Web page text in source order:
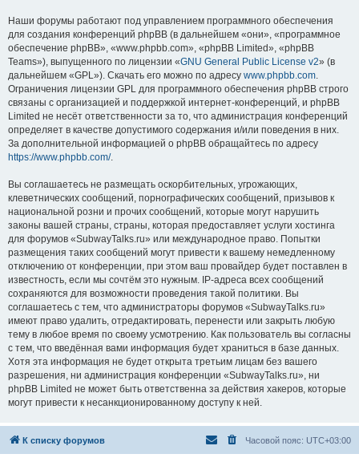
Наши форумы работают под управлением программного обеспечения
для создания конференций phpBB (в дальнейшем «они», «программное
обеспечение phpBB», «www.phpbb.com», «phpBB Limited», «phpBB
Teams»), выпущенного по лицензии «GNU General Public License v2» (в
дальнейшем «GPL»). Скачать его можно по адресу www.phpbb.com.
Ограничения лицензии GPL для программного обеспечения phpBB строго
связаны с организацией и поддержкой интернет-конференций, и phpBB
Limited не несёт ответственности за то, что администрация конференций
определяет в качестве допустимого содержания и/или поведения в них.
За дополнительной информацией о phpBB обращайтесь по адресу
https://www.phpbb.com/.
Вы соглашаетесь не размещать оскорбительных, угрожающих,
клеветнических сообщений, порнографических сообщений, призывов к
национальной розни и прочих сообщений, которые могут нарушить
законы вашей страны, страны, которая предоставляет услуги хостинга
для форумов «SubwayTalks.ru» или международное право. Попытки
размещения таких сообщений могут привести к вашему немедленному
отключению от конференции, при этом ваш провайдер будет поставлен в
известность, если мы сочтём это нужным. IP-адреса всех сообщений
сохраняются для возможности проведения такой политики. Вы
соглашаетесь с тем, что администраторы форумов «SubwayTalks.ru»
имеют право удалить, отредактировать, перенести или закрыть любую
тему в любое время по своему усмотрению. Как пользователь вы согласны
с тем, что введённая вами информация будет храниться в базе данных.
Хотя эта информация не будет открыта третьим лицам без вашего
разрешения, ни администрация конференции «SubwayTalks.ru», ни
phpBB Limited не может быть ответственна за действия хакеров, которые
могут привести к несанкционированному доступу к ней.
К списку форумов Часовой пояс: UTC+03:00